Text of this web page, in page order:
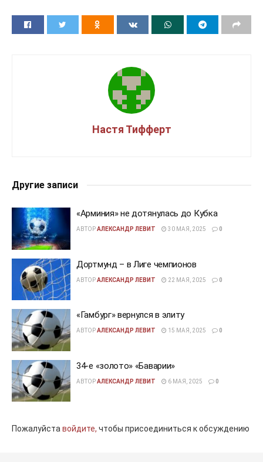
Настя Тифферт
Другие записи
«Арминия» не дотянулась до Кубка
АВТОРАЛЕКСАНДР ЛЕВИТ 30 МАЯ, 2025 0
Дортмунд – в Лиге чемпионов
АВТОРАЛЕКСАНДР ЛЕВИТ 22 МАЯ, 2025 0
«Гамбург» вернулся в элиту
АВТОРАЛЕКСАНДР ЛЕВИТ 15 МАЯ, 2025 0
34-е «золото» «Баварии»
АВТОРАЛЕКСАНДР ЛЕВИТ 6 МАЯ, 2025 0
Пожалуйставойдите, чтобы присоединиться к обсуждению